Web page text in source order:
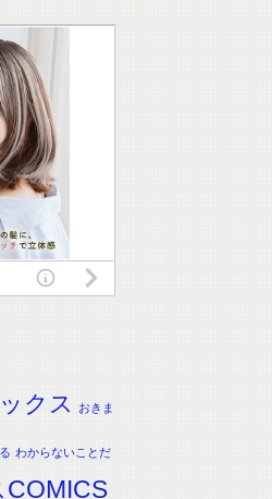
クス おきま
わからないことだ